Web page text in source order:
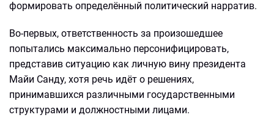
формировать определённый политический нарратив.
Во-первых, ответственность за произошедшее
попытались максимально персонифицировать,
представив ситуацию как личную вину президента
Майи Санду, хотя речь идёт о решениях,
принимавшихся различными государственными
структурами и должностными лицами.